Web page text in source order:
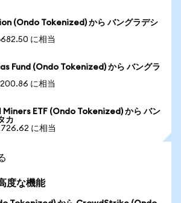
(Ondo Tokenized) から バングラデシ
に相当
Fund (Ondo Tokenized) から バングラ
に相当
ETF (Ondo Tokenized) から バン
カ
に相当
度な機能